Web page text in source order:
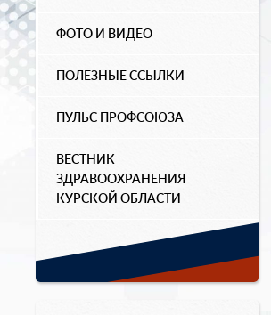
ФОТО И ВИДЕО
ПОЛЕЗНЫЕ ССЫЛКИ
ПУЛЬС ПРОФСОЮЗА
ВЕСТНИК
ЗДРАВООХРАНЕНИЯ
КУРСКОЙ ОБЛАСТИ